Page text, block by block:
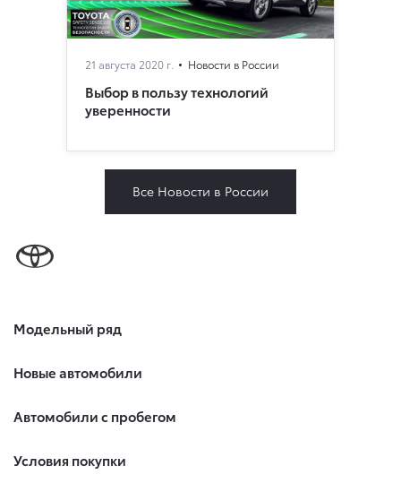
21 августа 2020 г. Новости в России
Выбор в пользу технологий
уверенности
Все Новости в России
Модельный ряд
Новые автомобили
Автомобили с пробегом
Условия покупки